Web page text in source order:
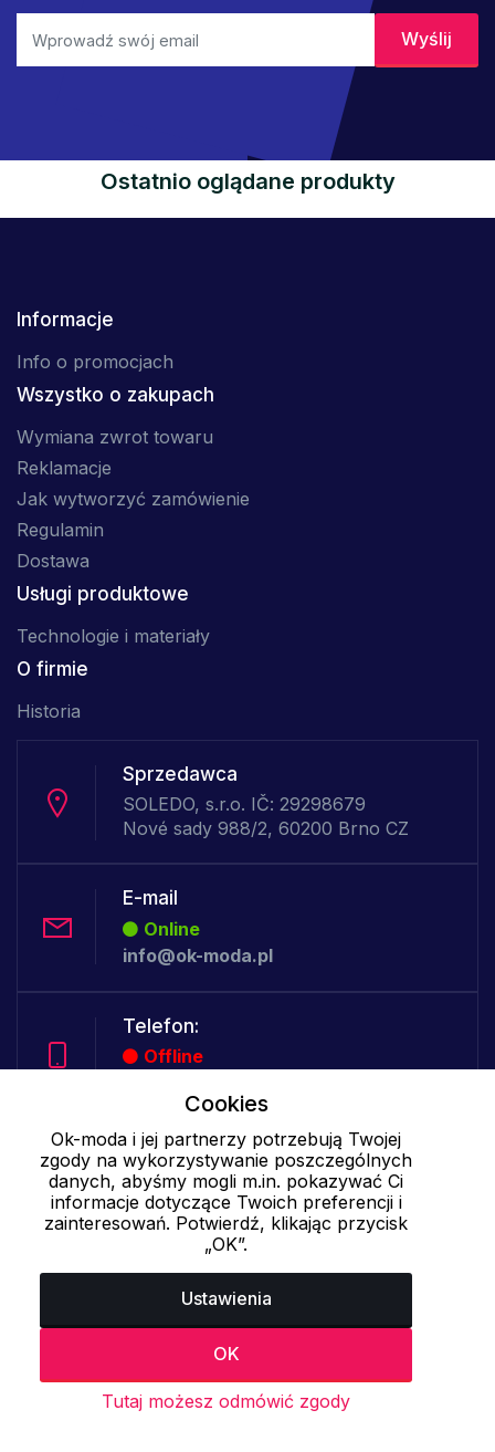
Ostatnio oglądane produkty
Informacje
Info o promocjach
Wszystko o zakupach
Wymiana zwrot towaru
Reklamacje
Jak wytworzyć zamówienie
Regulamin
Dostawa
Usługi produktowe
Technologie i materiały
O firmie
Historia
Sprzedawca
SOLEDO, s.r.o. IČ: 29298679
Nové sady 988/2, 60200 Brno CZ
E-mail
Online
info@ok-moda.pl
Telefon:
Offline
Cookies - szczegółowe ustawienia|Więcej informacji|
prywatności
Cookies
Ok-moda i jej partnerzy potrzebują Twojej
zgody na wykorzystywanie poszczególnych
danych, abyśmy mogli m.in. pokazywać Ci
informacje dotyczące Twoich preferencji i
zainteresowań. Potwierdź, klikając przycisk
„OK”.
Ustawienia
OK
Tutaj możesz odmówić zgody